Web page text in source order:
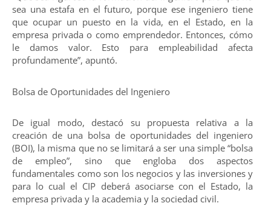
sea una estafa en el futuro, porque ese ingeniero tiene
que ocupar un puesto en la vida, en el Estado, en la
empresa privada o como emprendedor. Entonces, cómo
le damos valor. Esto para empleabilidad afecta
profundamente”, apuntó.
Bolsa de Oportunidades del Ingeniero
De igual modo, destacó su propuesta relativa a la
creación de una bolsa de oportunidades del ingeniero
(BOI), la misma que no se limitará a ser una simple “bolsa
de empleo”, sino que engloba dos aspectos
fundamentales como son los negocios y las inversiones y
para lo cual el CIP deberá asociarse con el Estado, la
empresa privada y la academia y la sociedad civil.